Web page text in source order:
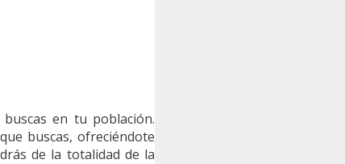
en tu población.
buscas, ofreciéndote
de la totalidad de la